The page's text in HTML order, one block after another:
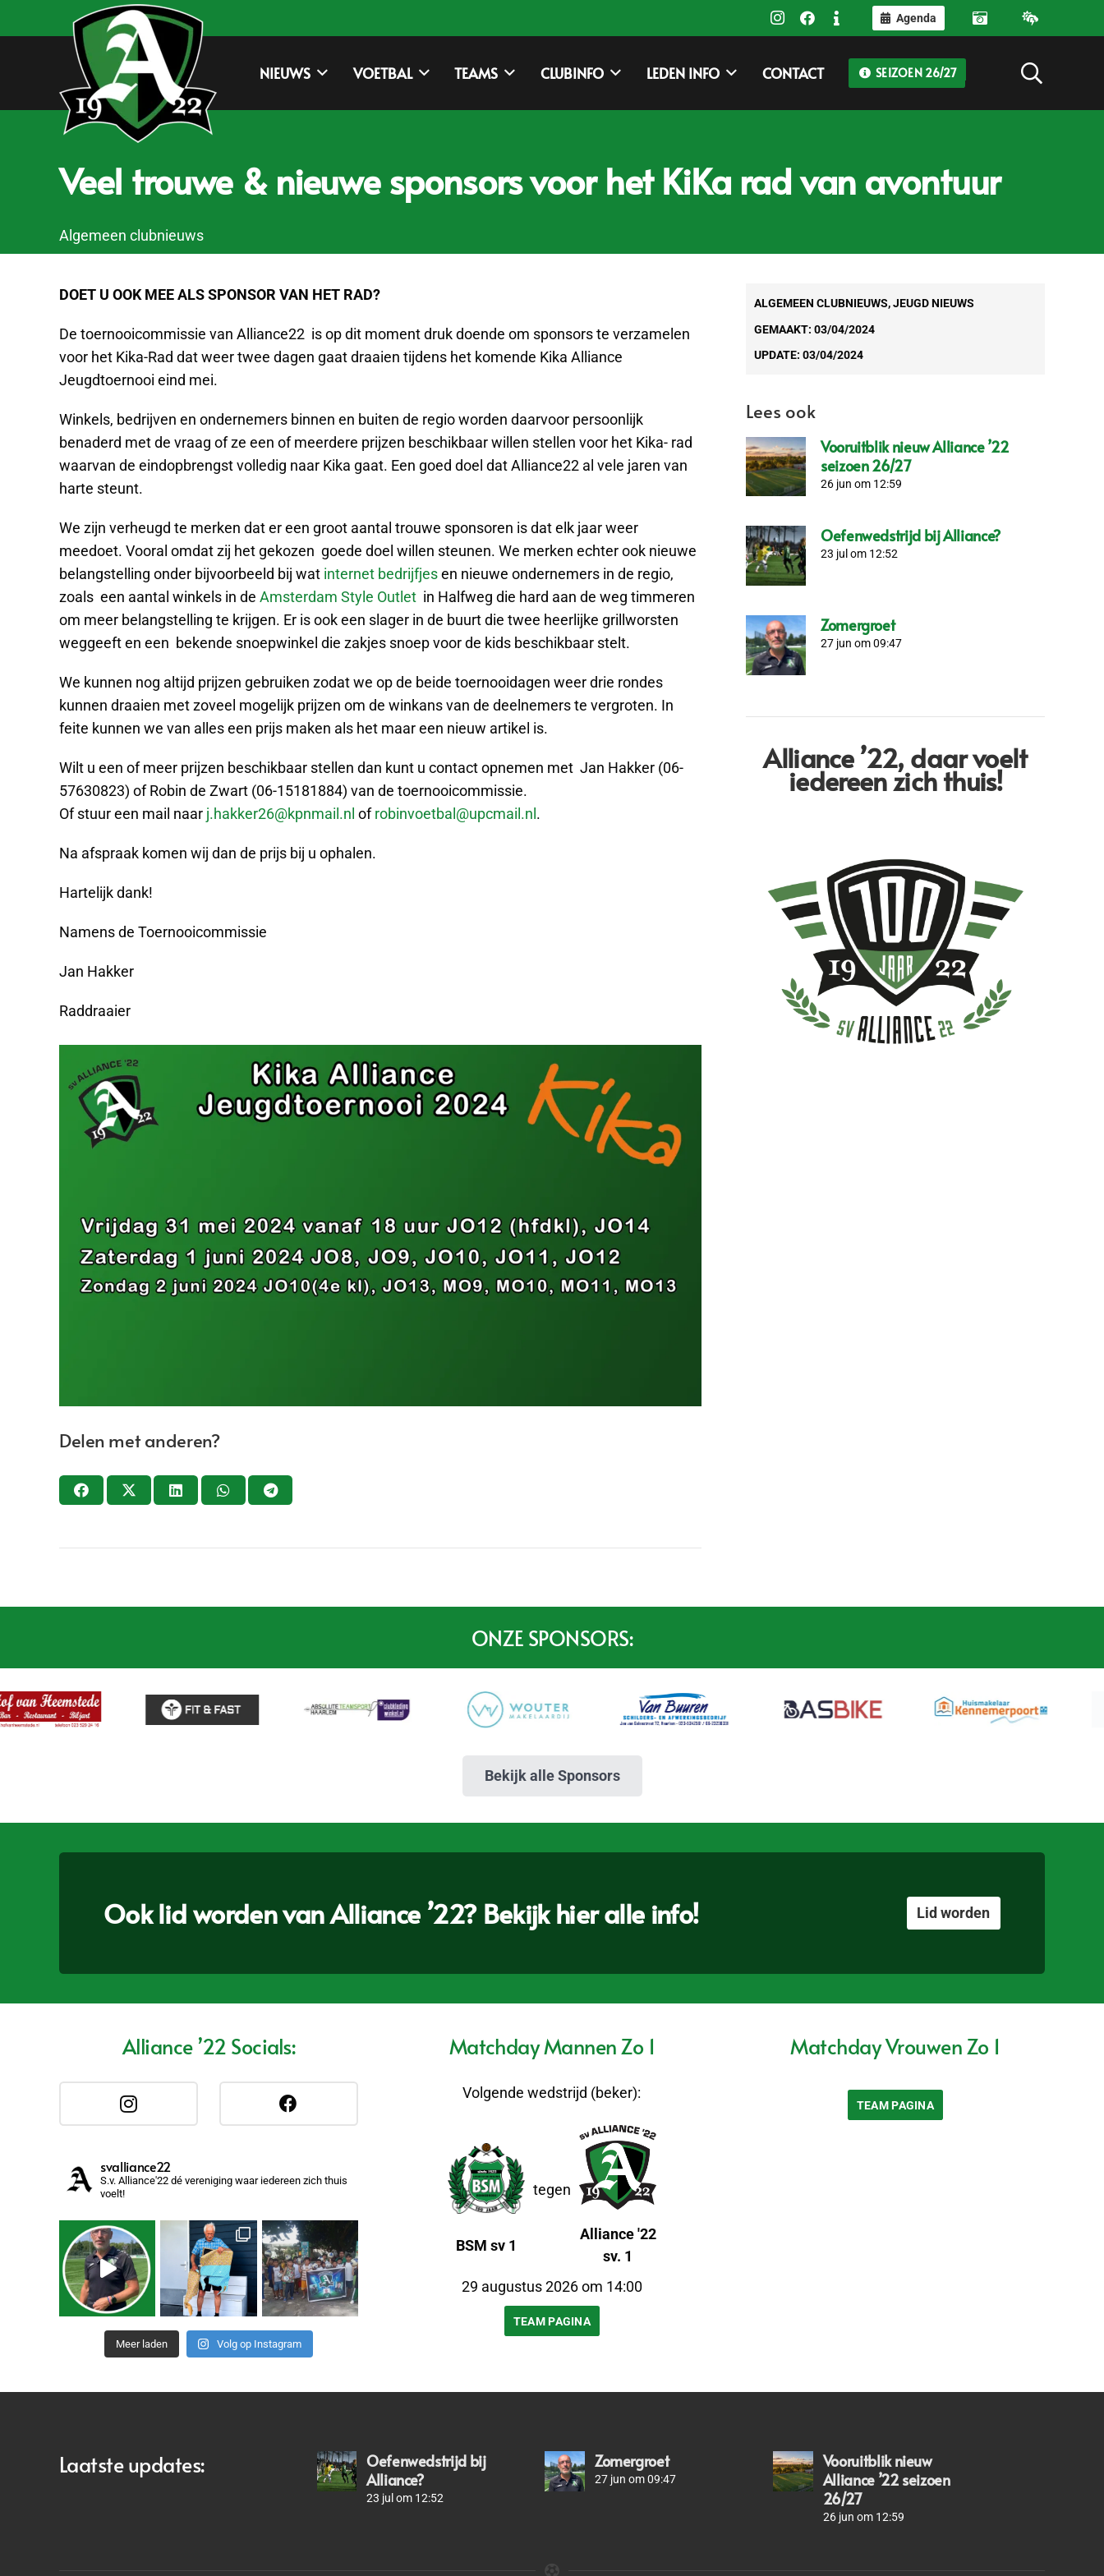
Agenda
NIEUWS VOETBAL TEAMS CLUBINFO LEDEN INFO CONTACT SEIZOEN 26/27
Veel trouwe & nieuwe sponsors voor het KiKa rad van avontuur
Algemeen clubnieuws
DOET U OOK MEE ALS SPONSOR VAN HET RAD?
De toernooicommissie van Alliance22 is op dit moment druk doende om sponsors te verzamelen
voor het Kika-Rad dat weer twee dagen gaat draaien tijdens het komende Kika Alliance
Jeugdtoernooi eind mei.
Winkels, bedrijven en ondernemers binnen en buiten de regio worden daarvoor persoonlijk
benaderd met de vraag of ze een of meerdere prijzen beschikbaar willen stellen voor het Kika- rad
waarvan de eindopbrengst volledig naar Kika gaat. Een goed doel dat Alliance22 al vele jaren van
harte steunt.
We zijn verheugd te merken dat er een groot aantal trouwe sponsoren is dat elk jaar weer
meedoet. Vooral omdat zij het gekozen goede doel willen steunen. We merken echter ook nieuwe
belangstelling onder bijvoorbeeld bij wat internet bedrijfjesen nieuwe ondernemers in de regio,
zoals een aantal winkels in de Amsterdam Style Outlet in Halfweg die hard aan de weg timmeren
om meer belangstelling te krijgen. Er is ook een slager in de buurt die twee heerlijke grillworsten
weggeeft en een bekende snoepwinkel die zakjes snoep voor de kids beschikbaar stelt.
We kunnen nog altijd prijzen gebruiken zodat we op de beide toernooidagen weer drie rondes
kunnen draaien met zoveel mogelijk prijzen om de winkans van de deelnemers te vergroten. In
feite kunnen we van alles een prijs maken als het maar een nieuw artikel is.
Wilt u een of meer prijzen beschikbaar stellen dan kunt u contact opnemen met Jan Hakker (06-
57630823) of Robin de Zwart (06-15181884) van de toernooicommissie.
Of stuur een mail naar j.hakker26@kpnmail.nl ofrobinvoetbal@upcmail.nl .
Na afspraak komen wij dan de prijs bij u ophalen.
Hartelijk dank!
Namens de Toernooicommissie
Jan Hakker
Raddraaier
Delen met anderen?
ALGEMEEN CLUBNIEUWS,JEUGD NIEUWS
GEMAAKT: 03/04/2024
UPDATE: 03/04/2024
Lees ook
Vooruitblik nieuw Alliance ’22
seizoen 26/27
26 jun om 12:59
Oefenwedstrijd bij Alliance?
23 jul om 12:52
Zomergroet
27 jun om 09:47
Alliance ’22, daar voelt
iedereen zich thuis!
ONZE SPONSORS:
Bekijk alle Sponsors
Ook lid worden van Alliance ’22? Bekijk hier alle info! Lid worden
Alliance ’22 Socials:
svalliance22
S.v. Alliance'22 dé vereniging waar iedereen zich thuis
voelt!
Meer laden Volg op Instagram
Matchday Mannen Zo 1
Volgende wedstrijd (beker):
BSM sv 1
tegen
Alliance '22
sv. 1
29 augustus 2026 om 14:00
TEAM PAGINA
Matchday Vrouwen Zo 1
TEAM PAGINA
Laatste updates:
Oefenwedstrijd bij
Alliance?
23 jul om 12:52
Zomergroet
27 jun om 09:47
Vooruitblik nieuw
Alliance ’22 seizoen
26/27
26 jun om 12:59